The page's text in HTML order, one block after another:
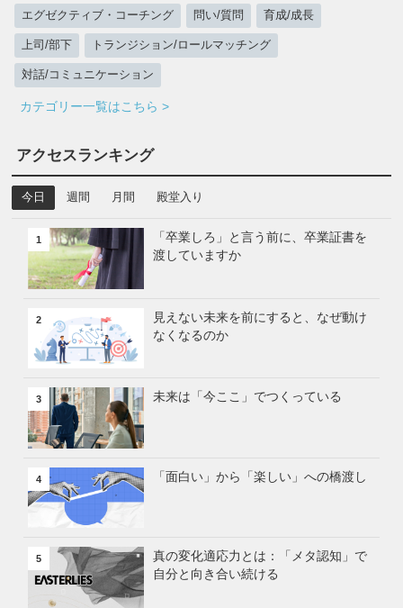
エグゼクティブ・コーチング 問い/質問 育成/成長
上司/部下 トランジション/ロールマッチング
対話/コミュニケーション
カテゴリー一覧はこちら >
アクセスランキング
今日 週間 月間 殿堂入り
1
「卒業しろ」と言う前に、卒業証書を
渡していますか
2
見えない未来を前にすると、なぜ動け
なくなるのか
3 未来は「今ここ」でつくっている
4 「面白い」から「楽しい」への橋渡し
5
真の変化適応力とは：「メタ認知」で
自分と向き合い続ける